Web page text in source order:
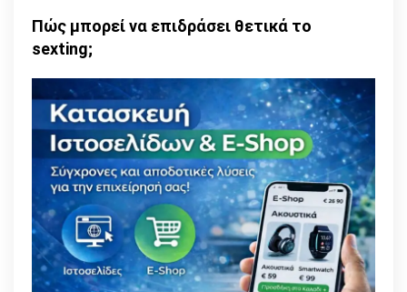
Πώς μπορεί να επιδράσει θετικά το
sexting;